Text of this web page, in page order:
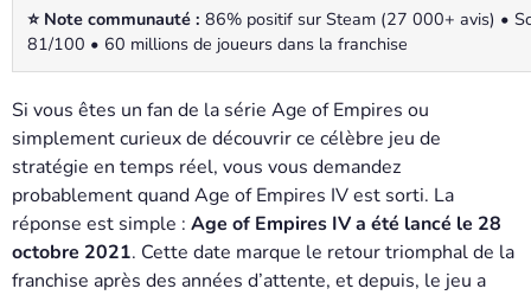
⭐ Note communauté : 86% positif sur Steam (27 000+ avis) •
81/100 • 60 millions de joueurs dans la franchise
Si vous êtes un fan de la série Age of Empires ou
simplement curieux de découvrir ce célèbre jeu de
stratégie en temps réel, vous vous demandez
probablement quand Age of Empires IV est sorti. La
réponse est simple : Age of Empires IV a été lancé le 28
octobre 2021. Cette date marque le retour triomphal de la
franchise après des années d’attente, et depuis, le jeu a